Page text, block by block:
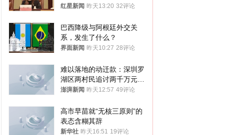
红星新闻 昨天13:20 32评论
巴西降级与阿根廷外交关
系，发生了什么？
界面新闻 昨天10:27 28评论
难以落地的动迁款：深圳罗
湖区两村民追讨两千万元动
迁款八年未果
澎湃新闻 昨天12:57 49评论
高市早苗就“无核三原则”的
表态含糊其辞
新华社 昨天16:51 19评论